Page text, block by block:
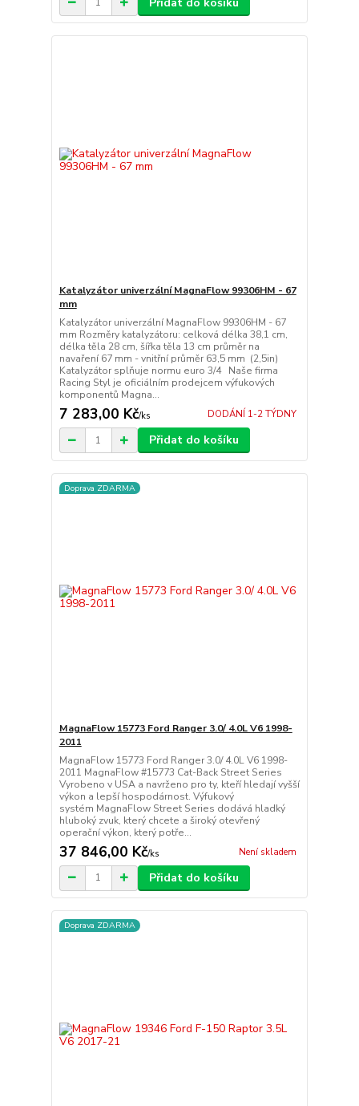
Katalyzátor univerzální MagnaFlow 99306HM - 67
mm
Katalyzátor univerzální MagnaFlow 99306HM - 67
mm Rozměry katalyzátoru: celková délka 38,1 cm,
délka těla 28 cm, šířka těla 13 cm průměr na
navaření 67 mm - vnitřní průměr 63,5 mm (2,5in)
Katalyzátor splňuje normu euro 3/4 Naše firma
Racing Styl je oficiálním prodejcem výfukových
komponentů Magna...
7 283,00 Kč/ks DODÁNÍ 1-2 TÝDNY
Přidat do košíku
Doprava ZDARMA
MagnaFlow 15773 Ford Ranger 3.0/ 4.0L V6 1998-
2011
MagnaFlow 15773 Ford Ranger 3.0/ 4.0L V6 1998-
2011 MagnaFlow #15773 Cat-Back Street Series
Vyrobeno v USA a navrženo pro ty, kteří hledají vyšší
výkon a lepší hospodárnost. Výfukový
systém MagnaFlow Street Series dodává hladký
hluboký zvuk, který chcete a široký otevřený
operační výkon, který potře...
37 846,00 Kč/ks Není skladem
Přidat do košíku
Doprava ZDARMA